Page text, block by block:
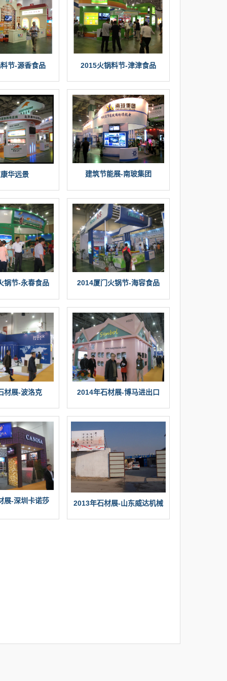
节-源香食品 2015火锅料节-津津食品
华远景 建筑节能展-南玻集团
锅节-永春食品 2014厦门火锅节-海容食品
材展-波洛克 2014年石材展-博马进出口
展-深圳卡诺莎 2013年石材展-山东威达机械